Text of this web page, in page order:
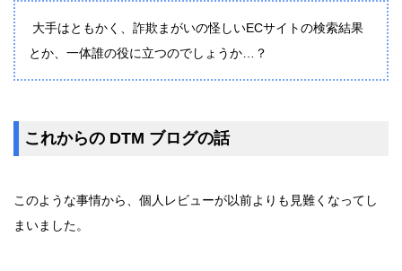
大手はともかく、詐欺まがいの怪しいECサイトの検索結果
とか、一体誰の役に立つのでしょうか…？
これからの DTM ブログの話
このような事情から、個人レビューが以前よりも見難くなってし
まいました。